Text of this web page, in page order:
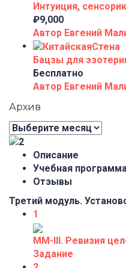
Интуиция,
₽9,000
Автор Евгений
Бацзы для
Бесплатно
Автор Евгений
Архив
Архив
Описание
Учебная
Отзывы
Третий модуль.
1
ММ-III. Ревизия
Задание